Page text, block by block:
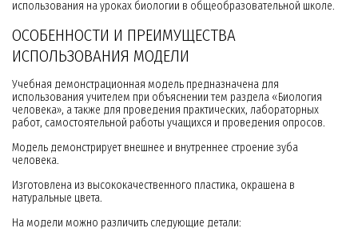
использования на уроках биологии в общеобразовательной школе.
ОСОБЕННОСТИ И ПРЕИМУЩЕСТВА
ИСПОЛЬЗОВАНИЯ МОДЕЛИ
Учебная демонстрационная модель предназначена для
использования учителем при объяснении тем раздела «Биология
человека», а также для проведения практических, лабораторных
работ, самостоятельной работы учащихся и проведения опросов.
Модель демонстрирует внешнее и внутреннее строение зуба
человека.
Изготовлена из высококачественного пластика, окрашена в
натуральные цвета.
На модели можно различить следующие детали: